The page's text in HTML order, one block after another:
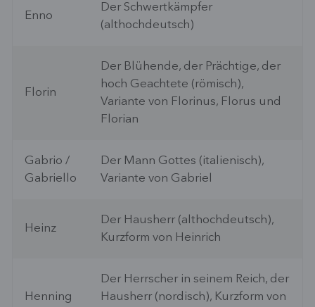
Enno
Der Schwertkämpfer
(althochdeutsch)
Florin
Der Blühende, der Prächtige, der
hoch Geachtete (römisch),
Variante von Florinus, Florus und
Florian
Gabrio /
Gabriello
Der Mann Gottes (italienisch),
Variante von Gabriel
Heinz
Der Hausherr (althochdeutsch),
Kurzform von Heinrich
Henning
Der Herrscher in seinem Reich, der
Hausherr (nordisch), Kurzform von